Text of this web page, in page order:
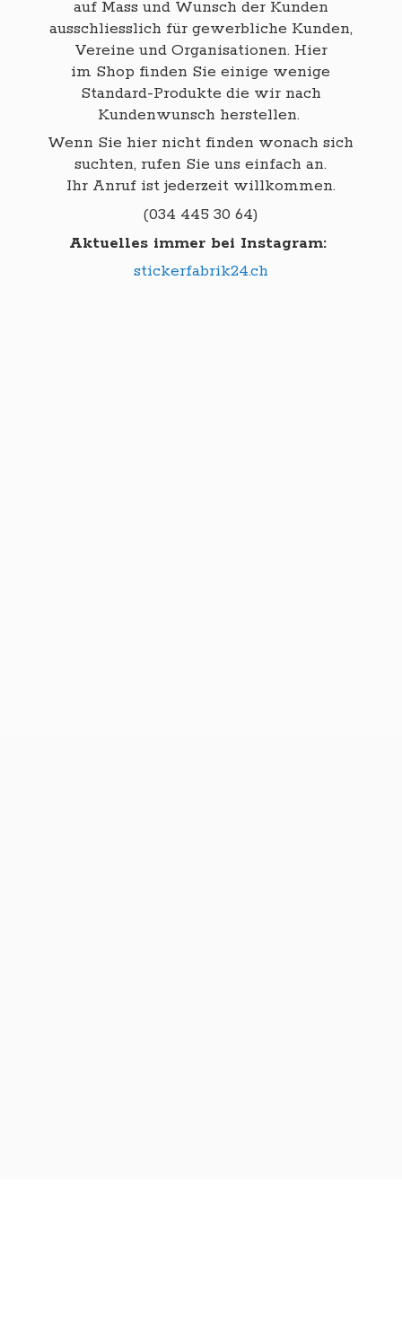
auf Mass und Wunsch der Kunden
ausschliesslich für gewerbliche Kunden,
Vereine und Organisationen. Hier
im Shop finden Sie einige wenige
Standard-Produkte die wir nach
Kundenwunsch herstellen.
Wenn Sie hier nicht finden wonach sich
suchten, rufen Sie uns einfach an.
Ihr Anruf ist jederzeit willkommen.
(034 445 30 64)
Aktuelles immer bei Instagram:
stickerfabrik24.ch